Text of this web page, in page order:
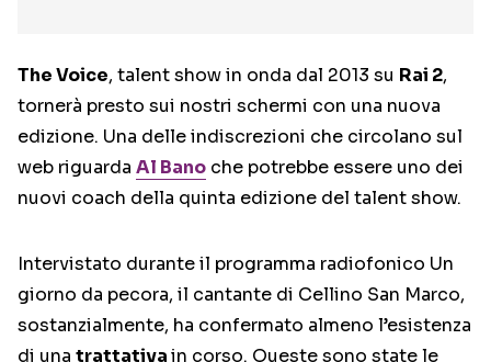
The Voice, talent show in onda dal 2013 su Rai 2,
tornerà presto sui nostri schermi con una nuova
edizione. Una delle indiscrezioni che circolano sul
web riguarda Al Bano che potrebbe essere uno dei
nuovi coach della quinta edizione del talent show.
Intervistato durante il programma radiofonico Un
giorno da pecora, il cantante di Cellino San Marco,
sostanzialmente, ha confermato almeno l’esistenza
di una trattativain corso. Queste sono state le